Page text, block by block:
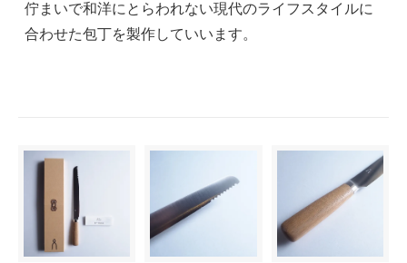
佇まいで和洋にとらわれない現代のライフスタイルに
合わせた包丁を製作していいます。